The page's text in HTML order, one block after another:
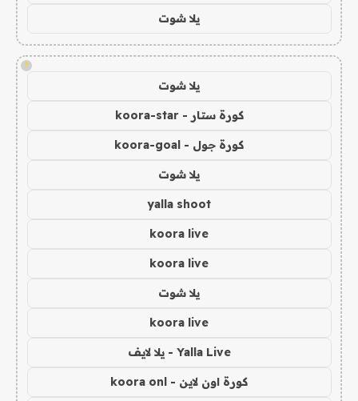
يلا شوت
!
يلا شوت
كورة ستار - koora-star
كورة جول - koora-goal
يلا شوت
yalla shoot
koora live
koora live
يلا شوت
koora live
Yalla Live - يلا لايف
كورة اون لاين - koora onl